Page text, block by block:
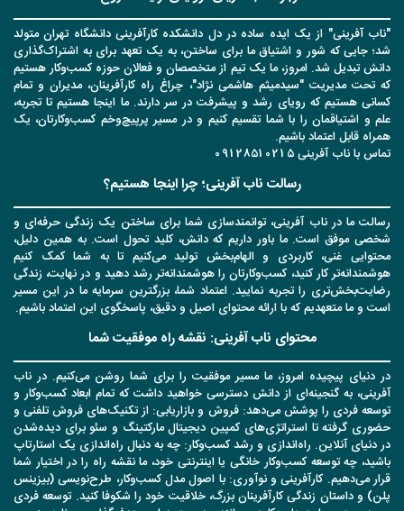
"ناب آفرینی" از یک ایده ساده در دل دانشکده کارآفرینی دانشگاه تهران متولد
شد؛ جایی که شور و اشتیاق ما برای ساختن، به یک تعهد برای به اشتراک‌گذاری
دانش تبدیل شد. امروز، ما یک تیم از متخصصان و فعالان حوزه کسب‌وکار هستیم
که تحت مدیریت "سیدمیثم هاشمی نژاد"، چراغ راه کارآفرینان، مدیران و تمام
کسانی هستیم که رویای رشد و پیشرفت در سر دارند. ما اینجا هستیم تا تجربه،
علم و اشتیاقمان را با شما تقسیم کنیم و در مسیر پرپیچ‌وخم کسب‌وکارتان، یک
همراه قابل اعتماد باشیم.
تماس با ناب آفرینی 09128510215
رسالت ناب آفرینی؛ چرا اینجا هستیم؟
رسالت ما در ناب آفرینی، توانمندسازی شما برای ساختن یک زندگی حرفه‌ای و
شخصی موفق است. ما باور داریم که دانش، کلید تحول است. به همین دلیل،
محتوایی غنی، کاربردی و الهام‌بخش تولید می‌کنیم تا به شما کمک کنیم
هوشمندانه‌تر کار کنید، کسب‌وکارتان را هوشمندانه‌تر رشد دهید و در نهایت، زندگی
رضایت‌بخش‌تری را تجربه نمایید. اعتماد شما، بزرگترین سرمایه ما در این مسیر
است و ما متعهدیم که با ارائه محتوای اصیل و دقیق، پاسخگوی این اعتماد باشیم.
محتوای ناب آفرینی: نقشه راه موفقیت شما
در دنیای پیچیده امروز، ما مسیر موفقیت را برای شما روشن می‌کنیم. در ناب
آفرینی، به گنجینه‌ای از دانش دسترسی خواهید داشت که تمام ابعاد کسب‌وکار و
توسعه فردی را پوشش می‌دهد: فروش و بازاریابی: از تکنیک‌های فروش تلفنی و
حضوری گرفته تا استراتژی‌های کمپین دیجیتال مارکتینگ و سئو برای دیده‌شدن
در دنیای آنلاین. راه‌اندازی و رشد کسب‌وکار: چه به دنبال راه‌اندازی یک استارتاپ
باشید، چه توسعه کسب‌وکار خانگی یا اینترنتی خود، ما نقشه راه را در اختیار شما
قرار می‌دهیم. کارآفرینی و نوآوری: با اصول مدل کسب‌وکار، طرح‌نویسی (بیزینس
پلن) و داستان زندگی کارآفرینان بزرگ، خلاقیت خود را شکوفا کنید. توسعه فردی